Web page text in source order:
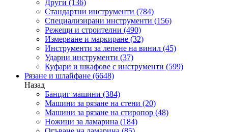
Други (136)
Стандартни инструменти (784)
Специализирани инструменти (156)
Режещи и строителни (490)
Измерване и маркиране (32)
Инструменти за лепене на винил (45)
Ударни инструменти (37)
Куфари и шкафове с инструменти (599)
Рязане и шлайфане (6648)
Назад
Банциг машини (384)
Машини за рязане на стени (20)
Машини за рязане на стиропор (48)
Ножици за ламарина (184)